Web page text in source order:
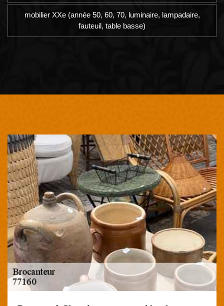
mobilier XXe (année 50, 60, 70, luminaire, lampadaire,
fauteuil, table basse)